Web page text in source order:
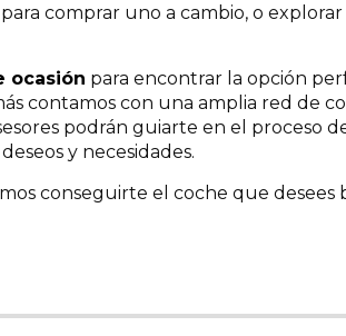
para comprar uno a cambio, o
ocasión para encontrar la opción
contamos con una amplia red de
podrán guiarte en el proceso
y necesidades.
conseguirte el coche que desees